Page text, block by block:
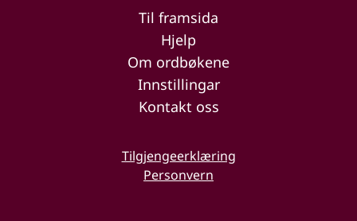
Til framsida
Hjelp
Om ordbøkene
Innstillingar
Kontakt oss
Tilgjengeerklæring
Personvern